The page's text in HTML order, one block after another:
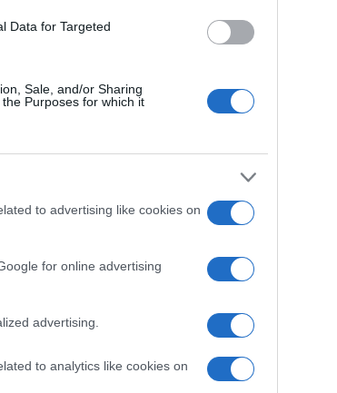
Data for Targeted
Sale, and/or Sharing
Purposes for which it
to advertising like cookies on
for online advertising
advertising.
to analytics like cookies on
un film sur le